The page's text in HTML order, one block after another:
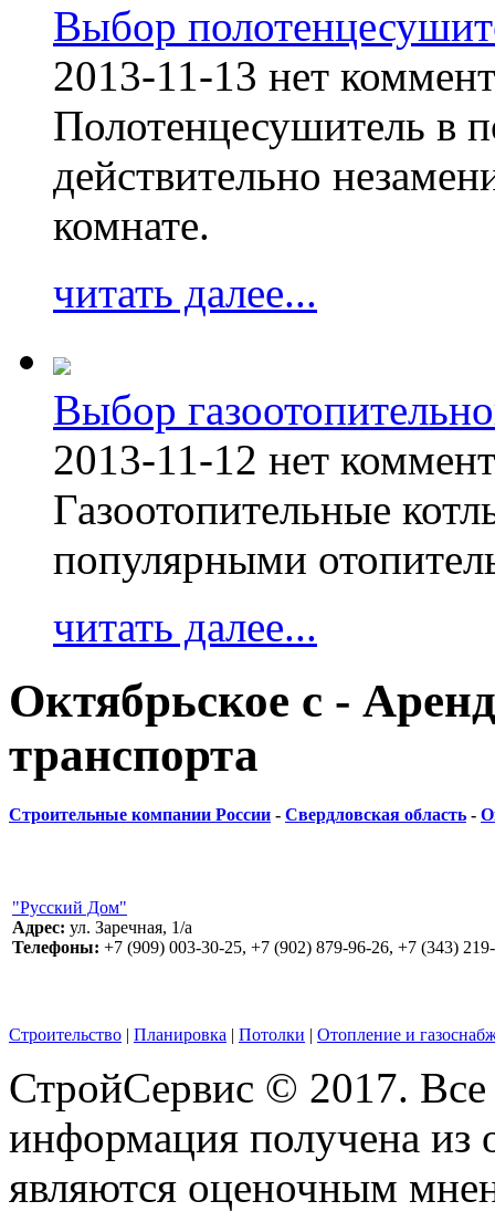
Выбор
2013-11-13 нет
Полотенцесушитель в
действительно
комнате.
читать далее...
Выбор
2013-11-12 нет
Газоотопительные
популярными
читать далее...
Октябрьское с -
транспорта
Строительные компании России - Свердловская область -
"Русский Дом"
Адрес: ул. Заречная, 1/а
Телефоны: +7 (909) 003-30-25, +7 (902) 879-96-26, +7 (343)
Строительство | Планировка | Потолки | Отопление и
СтройСервис © 2017.
информация получена из
являются оценочным